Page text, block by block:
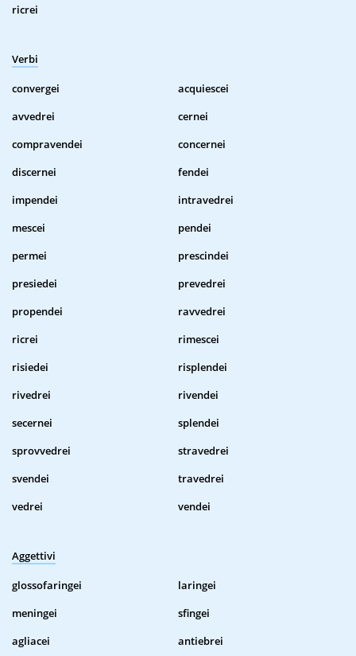
ricrei
Verbi
convergei
acquiescei
avvedrei
cernei
compravendei
concernei
discernei
fendei
impendei
intravedrei
mescei
pendei
permei
prescindei
presiedei
prevedrei
propendei
ravvedrei
ricrei
rimescei
risiedei
risplendei
rivedrei
rivendei
secernei
splendei
sprovvedrei
stravedrei
svendei
travedrei
vedrei
vendei
Aggettivi
glossofaringei
laringei
meningei
sfingei
agliacei
antiebrei